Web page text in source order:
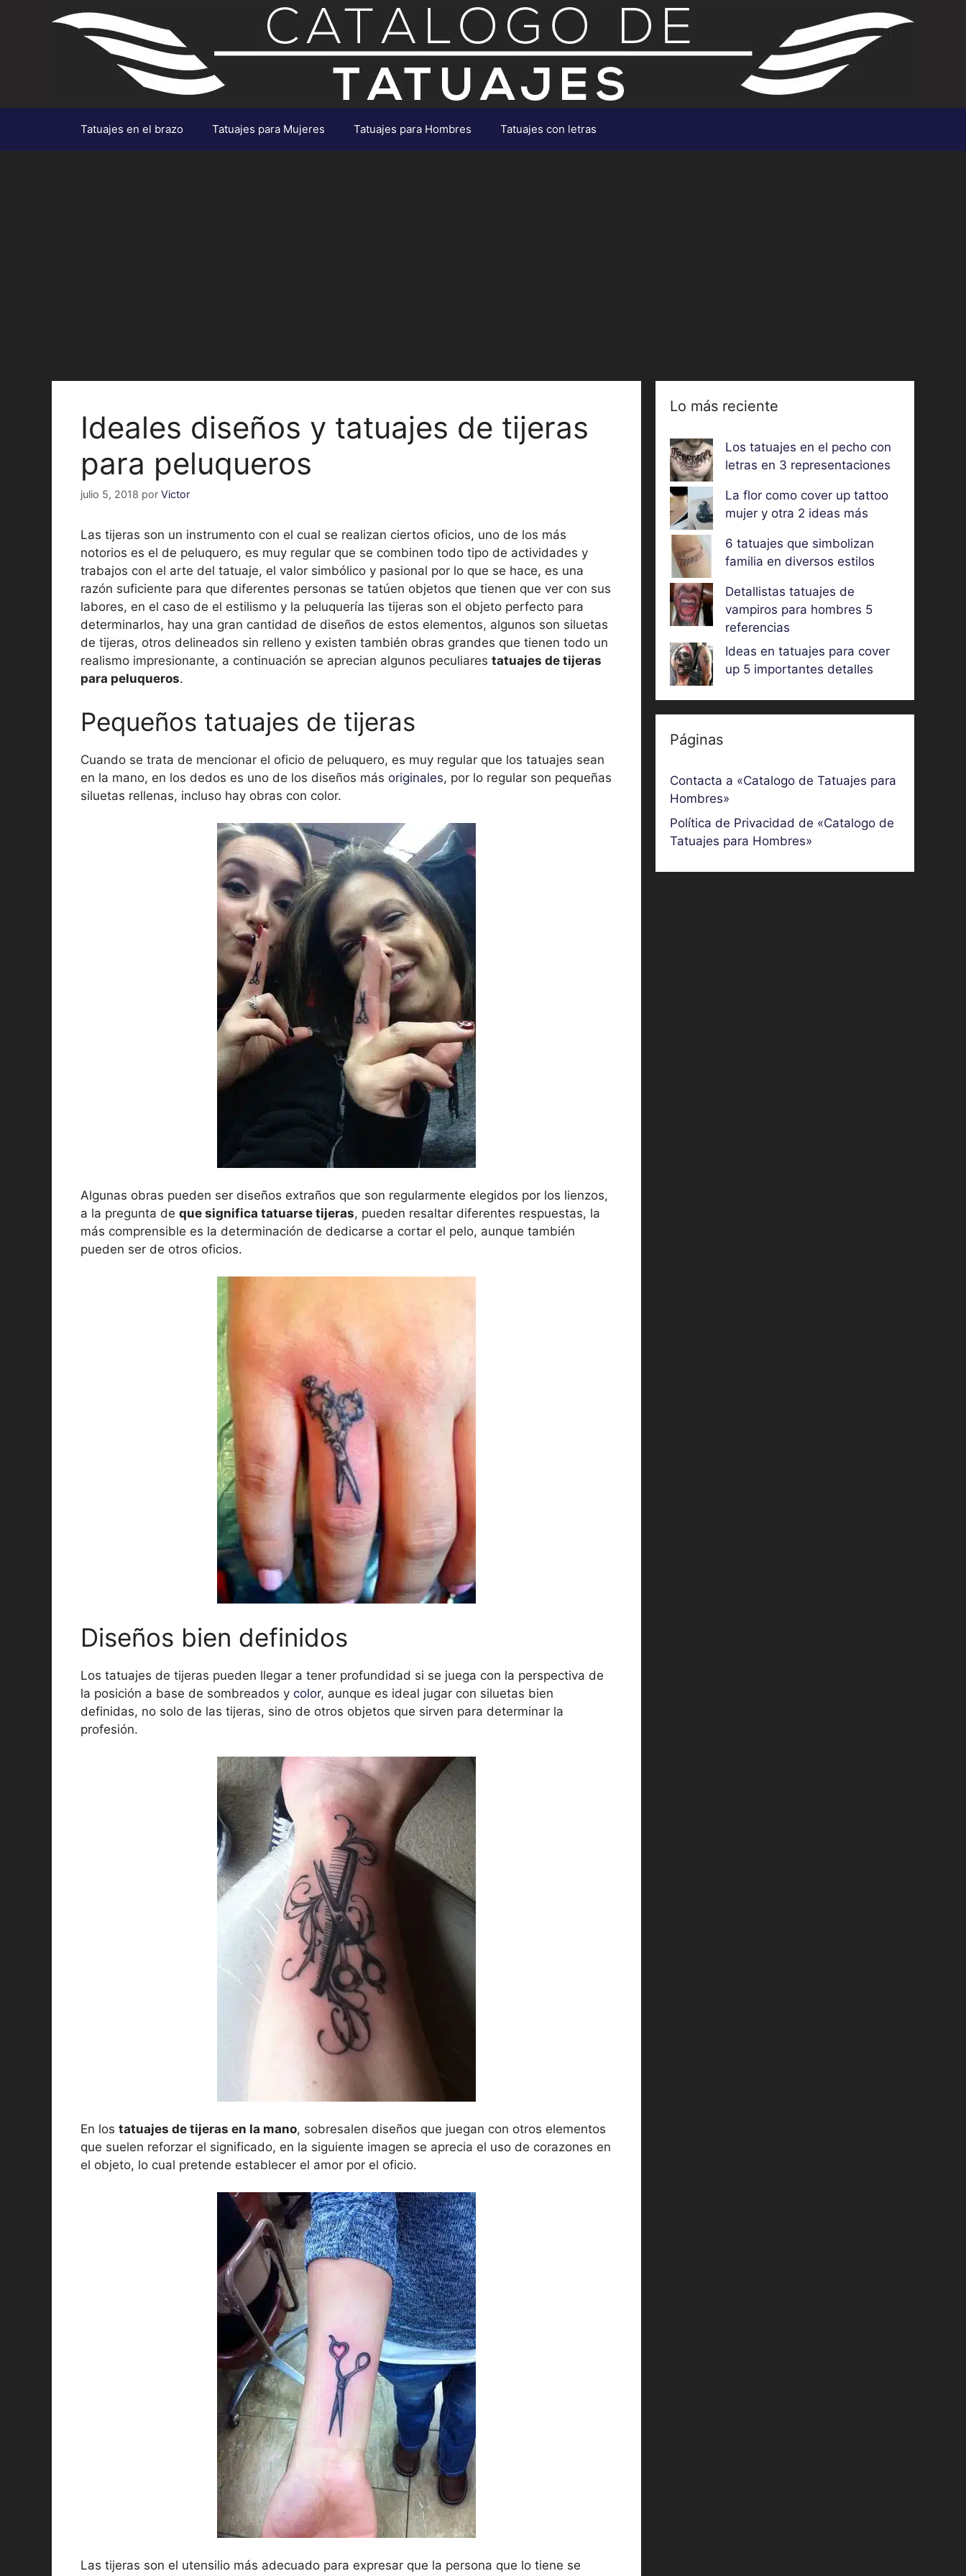
Tatuajes en el brazo Tatuajes para Mujeres Tatuajes para Hombres Tatuajes con letras
Ideales diseños y tatuajes de tijeras
para peluqueros
julio 5, 2018 por Victor
Las tijeras son un instrumento con el cual se realizan ciertos oficios, uno de los más
notorios es el de peluquero, es muy regular que se combinen todo tipo de actividades y
trabajos con el arte del tatuaje, el valor simbólico y pasional por lo que se hace, es una
razón suficiente para que diferentes personas se tatúen objetos que tienen que ver con sus
labores, en el caso de el estilismo y la peluquería las tijeras son el objeto perfecto para
determinarlos, hay una gran cantidad de diseños de estos elementos, algunos son siluetas
de tijeras, otros delineados sin relleno y existen también obras grandes que tienen todo un
realismo impresionante, a continuación se aprecian algunos peculiares tatuajes de tijeras
para peluqueros.
Pequeños tatuajes de tijeras
Cuando se trata de mencionar el oficio de peluquero, es muy regular que los tatuajes sean
en la mano, en los dedos es uno de los diseños más originales, por lo regular son pequeñas
siluetas rellenas, incluso hay obras con color.
Algunas obras pueden ser diseños extraños que son regularmente elegidos por los lienzos,
a la pregunta de que significa tatuarse tijeras, pueden resaltar diferentes respuestas, la
más comprensible es la determinación de dedicarse a cortar el pelo, aunque también
pueden ser de otros oficios.
Diseños bien definidos
Los tatuajes de tijeras pueden llegar a tener profundidad si se juega con la perspectiva de
la posición a base de sombreados y color, aunque es ideal jugar con siluetas bien
definidas, no solo de las tijeras, sino de otros objetos que sirven para determinar la
profesión.
En los tatuajes de tijeras en la mano, sobresalen diseños que juegan con otros elementos
que suelen reforzar el significado, en la siguiente imagen se aprecia el uso de corazones en
el objeto, lo cual pretende establecer el amor por el oficio.
Las tijeras son el utensilio más adecuado para expresar que la persona que lo tiene se
Lo más reciente
Los tatuajes en el pecho con
letras en 3 representaciones
La flor como cover up tattoo
mujer y otra 2 ideas más
6 tatuajes que simbolizan
familia en diversos estilos
Detallistas tatuajes de
vampiros para hombres 5
referencias
Ideas en tatuajes para cover
up 5 importantes detalles
Páginas
Contacta a «Catalogo de Tatuajes para
Hombres»
Política de Privacidad de «Catalogo de
Tatuajes para Hombres»